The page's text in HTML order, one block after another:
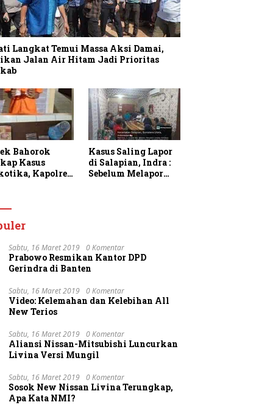
Langkat Temui Massa Aksi Damai,
Jalan Air Hitam Jadi Prioritas
Bahorok
Kasus
Kapolres
Masyarakat
110
Kasus Saling Lapor
di Salapian, Indra :
Sebelum Melapor
Sabtu, 16 Maret 2019 0 Komentar
Prabowo Resmikan Kantor DPD
Gerindra di Banten
Sabtu, 16 Maret 2019 0 Komentar
Video: Kelemahan dan Kelebihan All
New Terios
Sabtu, 16 Maret 2019 0 Komentar
Aliansi Nissan-Mitsubishi Luncurkan
Livina Versi Mungil
Sabtu, 16 Maret 2019 0 Komentar
Sosok New Nissan Livina Terungkap,
Apa Kata NMI?